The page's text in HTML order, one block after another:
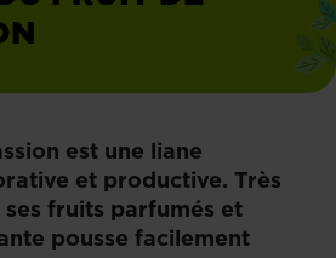
est une liane
et productive. Très
fruits parfumés et
pousse facilement